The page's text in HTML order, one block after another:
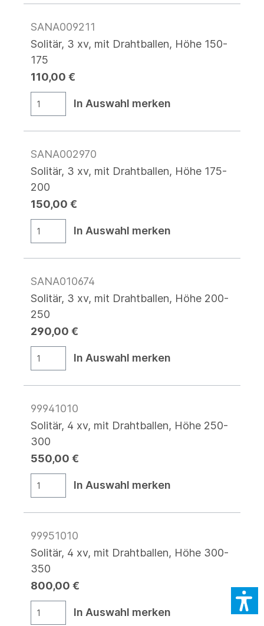
SANA009211
Solitär, 3 xv, mit Drahtballen, Höhe 150-
175
110,00 €
In Auswahl merken
SANA002970
Solitär, 3 xv, mit Drahtballen, Höhe 175-
200
150,00 €
In Auswahl merken
SANA010674
Solitär, 3 xv, mit Drahtballen, Höhe 200-
250
290,00 €
In Auswahl merken
99941010
Solitär, 4 xv, mit Drahtballen, Höhe 250-
300
550,00 €
In Auswahl merken
99951010
Solitär, 4 xv, mit Drahtballen, Höhe 300-
350
800,00 €
In Auswahl merken